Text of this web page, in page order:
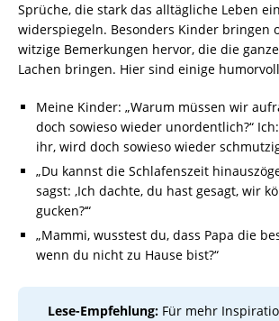
Sprüche, die stark das alltägliche Leben
widerspiegeln. Besonders Kinder bringen
witzige Bemerkungen hervor, die die
Lachen bringen. Hier sind einige
Meine Kinder: „Warum müssen wir
doch sowieso wieder unordentlich?“
ihr, wird doch sowieso wieder
„Du kannst die Schlafenszeit
sagst: ‚Ich dachte, du hast gesagt, wir
gucken?‘“
„Mammi, wusstest du, dass Papa die
wenn du nicht zu Hause bist?“
Lese-Empfehlung: Für mehr